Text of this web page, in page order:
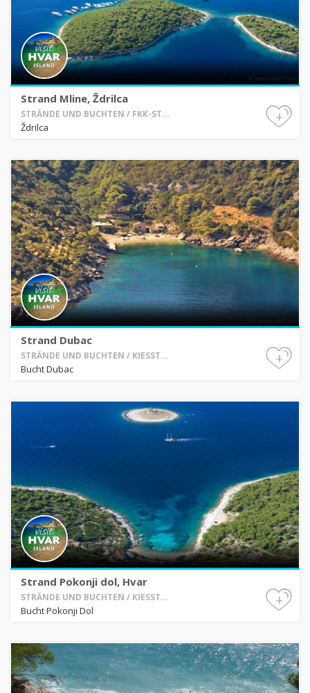
Strand Mline, Ždrilca
STRÄNDE UND BUCHTEN / FKK-ST...
Ždrilca
+
Strand Dubac
STRÄNDE UND BUCHTEN / KIESST...
Bucht Dubac
+
Strand Pokonji dol, Hvar
STRÄNDE UND BUCHTEN / KIESST...
Bucht Pokonji Dol
+